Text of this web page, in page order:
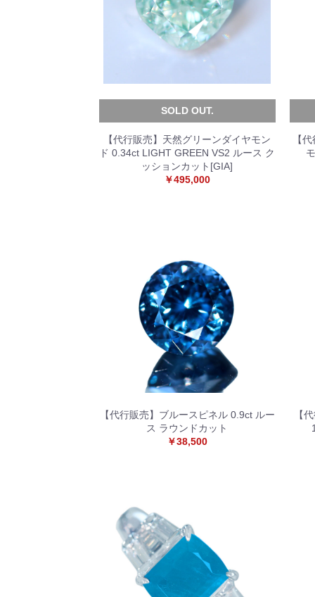
SOLD OUT.
【代行販売】天然グリーンダイヤモン
ド 0.34ct LIGHT GREEN VS2 ルース ク
ッションカット[GIA]
￥495,000
【
【代行販売】ブルースピネル 0.9ct ルー
ス ラウンドカット
￥38,500
【